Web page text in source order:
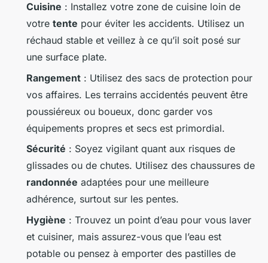
Cuisine : Installez votre zone de cuisine loin de
votre tente pour éviter les accidents. Utilisez un
réchaud stable et veillez à ce qu’il soit posé sur
une surface plate.
Rangement : Utilisez des sacs de protection pour
vos affaires. Les terrains accidentés peuvent être
poussiéreux ou boueux, donc garder vos
équipements propres et secs est primordial.
Sécurité : Soyez vigilant quant aux risques de
glissades ou de chutes. Utilisez des chaussures de
randonnée adaptées pour une meilleure
adhérence, surtout sur les pentes.
Hygiène : Trouvez un point d’eau pour vous laver
et cuisiner, mais assurez-vous que l’eau est
potable ou pensez à emporter des pastilles de